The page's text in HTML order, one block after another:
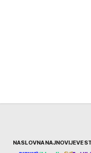
KurirNASLOVNANAJNOVIJE